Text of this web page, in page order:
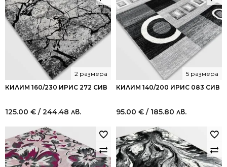
КИЛИМ 160/230 ИРИС 272 СИВ
2 размера
125.00 € / 244.48 лв.
КИЛИМ 140/200 ИРИС 083 СИВ
5 размера
95.00 € / 185.80 лв.